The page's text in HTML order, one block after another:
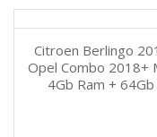
Citroen Berlingo
Opel Combo 2018+
4Gb Ram +